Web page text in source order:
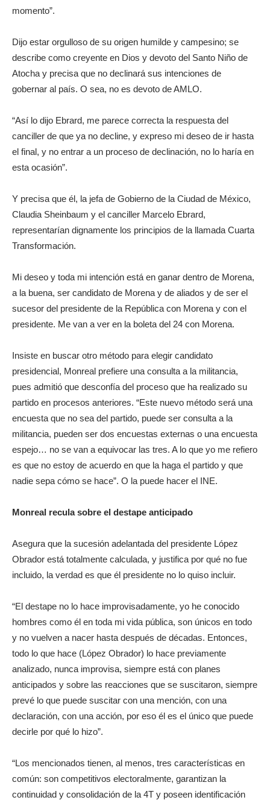
momento”.
Dijo estar orgulloso de su origen humilde y campesino; se
describe como creyente en Dios y devoto del Santo Niño de
Atocha y precisa que no declinará sus intenciones de
gobernar al país. O sea, no es devoto de AMLO.
“Así lo dijo Ebrard, me parece correcta la respuesta del
canciller de que ya no decline, y expreso mi deseo de ir hasta
el final, y no entrar a un proceso de declinación, no lo haría en
esta ocasión”.
Y precisa que él, la jefa de Gobierno de la Ciudad de México,
Claudia Sheinbaum y el canciller Marcelo Ebrard,
representarían dignamente los principios de la llamada Cuarta
Transformación.
Mi deseo y toda mi intención está en ganar dentro de Morena,
a la buena, ser candidato de Morena y de aliados y de ser el
sucesor del presidente de la República con Morena y con el
presidente. Me van a ver en la boleta del 24 con Morena.
Insiste en buscar otro método para elegir candidato
presidencial, Monreal prefiere una consulta a la militancia,
pues admitió que desconfía del proceso que ha realizado su
partido en procesos anteriores. “Este nuevo método será una
encuesta que no sea del partido, puede ser consulta a la
militancia, pueden ser dos encuestas externas o una encuesta
espejo… no se van a equivocar las tres. A lo que yo me refiero
es que no estoy de acuerdo en que la haga el partido y que
nadie sepa cómo se hace”. O la puede hacer el INE.
Monreal recula sobre el destape anticipado
Asegura que la sucesión adelantada del presidente López
Obrador está totalmente calculada, y justifica por qué no fue
incluido, la verdad es que él presidente no lo quiso incluir.
“El destape no lo hace improvisadamente, yo he conocido
hombres como él en toda mi vida pública, son únicos en todo
y no vuelven a nacer hasta después de décadas. Entonces,
todo lo que hace (López Obrador) lo hace previamente
analizado, nunca improvisa, siempre está con planes
anticipados y sobre las reacciones que se suscitaron, siempre
prevé lo que puede suscitar con una mención, con una
declaración, con una acción, por eso él es el único que puede
decirle por qué lo hizo”.
“Los mencionados tienen, al menos, tres características en
común: son competitivos electoralmente, garantizan la
continuidad y consolidación de la 4T y poseen identificación